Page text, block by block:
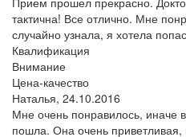
тактична! Все отлично. Мне
случайно узнала, я хотела
Квалификация
Внимание
Цена-качество
Наталья, 24.10.2016
Мне очень понравилось, иначе
пошла. Она очень